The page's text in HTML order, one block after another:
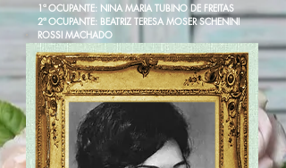
1ª OCUPANTE: NINA MARIA TUBINO DE FREITAS
2ª OCUPANTE: BEATRIZ TERESA MOSER SCHENINI
ROSSI MACHADO